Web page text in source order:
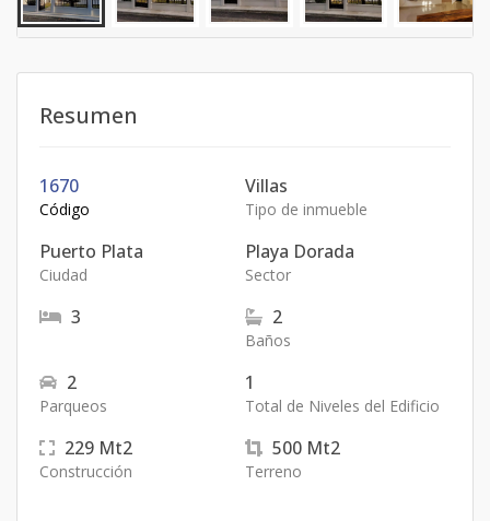
Resumen
1670
Código
Villas
Tipo de inmueble
Puerto Plata
Ciudad
Playa Dorada
Sector
3 2
Baños
2
Parqueos
1
Total de Niveles del Edificio
229 Mt2
Construcción
500 Mt2
Terreno